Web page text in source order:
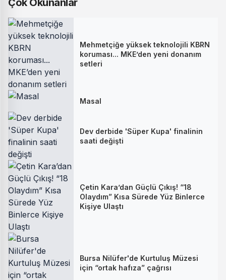
Çok Okunanlar
Mehmetçiğe yüksek teknolojili KBRN
koruması... MKE’den yeni donanım
setleri
Masal
Dev derbide 'Süper Kupa' finalinin
saati değişti
Çetin Kara’dan Güçlü Çıkış! “18
Olaydım” Kısa Sürede Yüz Binlerce
Kişiye Ulaştı
Bursa Nilüfer'de Kurtuluş Müzesi
için “ortak hafıza” çağrısı